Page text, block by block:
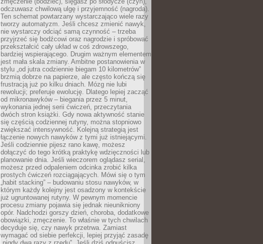
odczuwasz chwilową ulgę i przyjemność (nagroda).
Ten schemat powtarzany wystarczająco wiele razy
tworzy automatyzm. Jeśli chcesz zmienić nawyk,
nie wystarczy odciąć samą czynność – trzeba
przyjrzeć się bodźcowi oraz nagrodzie i spróbować
przekształcić cały układ w coś zdrowszego,
bardziej wspierającego. Drugim ważnym elementem
jest mała skala zmiany. Ambitne postanowienia w
stylu „od jutra codziennie biegam 10 kilometrów”
brzmią dobrze na papierze, ale często kończą się
frustracją już po kilku dniach. Mózg nie lubi
rewolucji; preferuje ewolucję. Dlatego lepiej zacząć
od mikronawyków – biegania przez 5 minut,
wykonania jednej serii ćwiczeń, przeczytania
dwóch stron książki. Gdy nowa aktywność stanie
się częścią codziennej rutyny, można stopniowo
zwiększać intensywność. Kolejną strategią jest
łączenie nowych nawyków z tymi już istniejącymi.
Jeśli codziennie pijesz rano kawę, możesz
dołączyć do tego krótką praktykę wdzięczności lub
planowanie dnia. Jeśli wieczorem oglądasz serial,
możesz przed odpaleniem odcinka zrobić kilka
prostych ćwiczeń rozciągających. Mówi się o tym
„habit stacking” – budowaniu stosu nawyków, w
którym każdy kolejny jest osadzony w kontekście
już ugruntowanej rutyny. W pewnym momencie
procesu zmiany pojawia się jednak nieunikniony
opór. Nadchodzi gorszy dzień, choroba, dodatkowe
obowiązki, zmęczenie. To właśnie w tych chwilach
decyduje się, czy nawyk przetrwa. Zamiast
wymagać od siebie perfekcji, lepiej przyjąć zasadę